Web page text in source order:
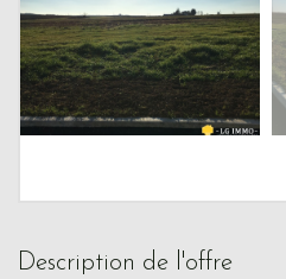
description de l'offre